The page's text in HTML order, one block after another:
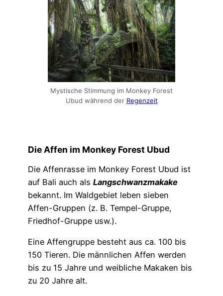
Mystische Stimmung im Monkey Forest
Ubud während der Regenzeit
Die Affen im Monkey Forest Ubud
Die Affenrasse im Monkey Forest Ubud ist
auf Bali auch als Langschwanzmakake
bekannt. Im Waldgebiet leben sieben
Affen-Gruppen (z. B. Tempel-Gruppe,
Friedhof-Gruppe usw.).
Eine Affengruppe besteht aus ca. 100 bis
150 Tieren. Die männlichen Affen werden
bis zu 15 Jahre und weibliche Makaken bis
zu 20 Jahre alt.